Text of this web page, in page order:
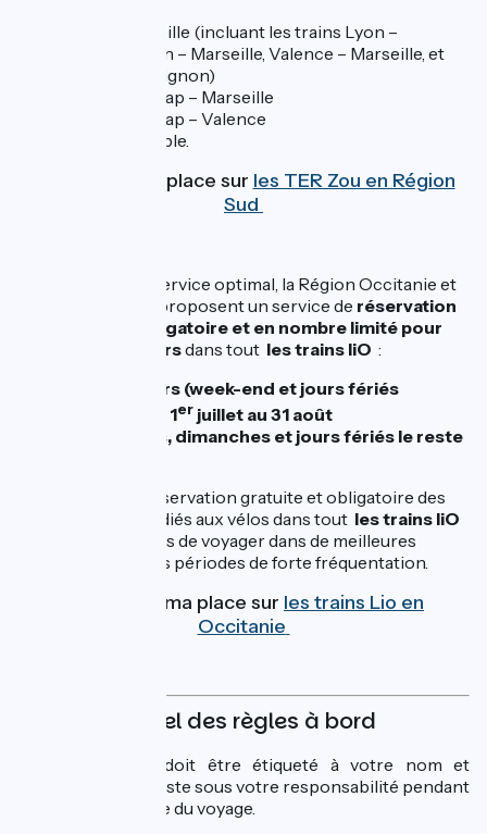
Lyon – Marseille (incluant les trains Lyon –
Avignon, Lyon – Marseille, Valence – Marseille, et
Valence – Avignon)
Briançon – Gap – Marseille
Briançon – Gap – Valence
Gap – Grenoble.
Je réserve ma place sur les TER Zou en Région
Sud
Pour garantir un service optimal, la Région Occitanie et
SNCF Voyageurs proposent un service de réservation
vélo gratuite, obligatoire et en nombre limité pour
tous les voyageursdans tout les trains liO :
Tous les jours (week-end et jours fériés
compris) du 1er juillet au 31 août
Les samedis, dimanches et jours fériés le reste
Ce dispositif de réservation gratuite et obligatoire des
emplacements dédiés aux vélos dans tout les trains liO
permet aux usagers de voyager dans de meilleures
conditions lors des périodes de forte fréquentation.
Je réserve ma place sur les trains Lio en
Occitanie
Rappel des règles à bord
Votre vélo doit être étiqueté à votre nom et
prénom et reste sous votre responsabilité pendant
toute la durée du voyage.